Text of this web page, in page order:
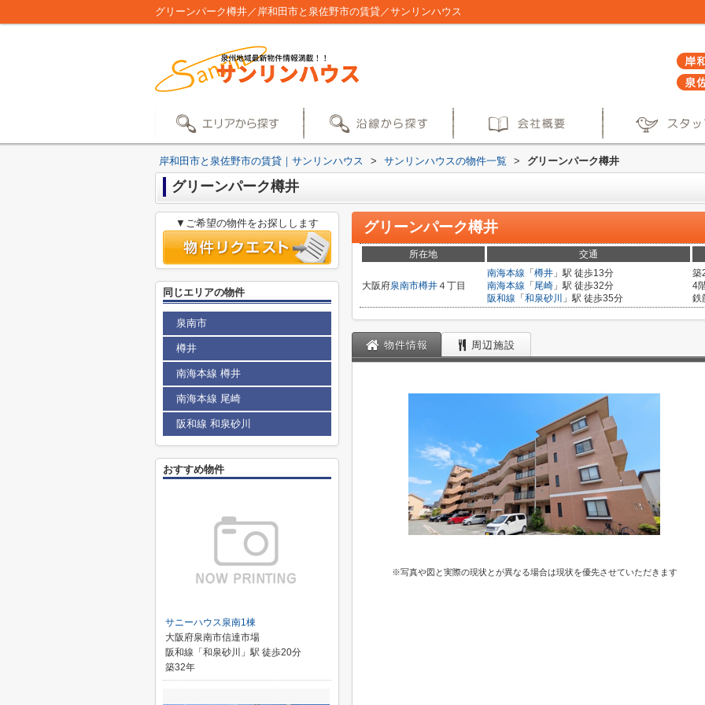
グリーンパーク樽井／岸和田市と泉佐野市の賃貸／サンリンハウス
岸和田市と泉佐野市の賃貸｜サンリンハウス > サンリンハウスの物件一覧 > グリーンパーク樽井
グリーンパーク樽井
グリーンパーク樽井
所在地 交通
大阪府泉南市樽井４丁目
南海本線 「 樽井 」駅 徒歩13分
南海本線 「 尾崎 」駅 徒歩32分
阪和線 「 和泉砂川 」駅 徒歩35分
築
4
鉄
物件情報 周辺施設
※写真や図と実際の現状とが異なる場合は現状を優先させていただきます
▼ご希望の物件をお探しします
同じエリアの物件
泉南市
樽井
南海本線 樽井
南海本線 尾崎
阪和線 和泉砂川
おすすめ物件
サニーハウス泉南1棟
大阪府泉南市信達市場
阪和線「和泉砂川」駅 徒歩20分
築32年